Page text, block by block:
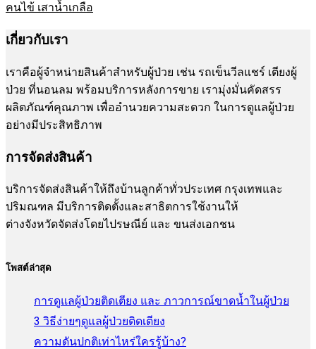
คนไข้ เสาน้ำเกลือ
เกี่ยวกับเรา
เราคือผู้จำหน่ายสินค้าสำหรับผู้ป่วย เช่น รถเข็นวีลแชร์ เตียงผู้
ป่วย ที่นอนลม พร้อมบริการหลังการขาย เรามุ่งมั่นคัดสรร
ผลิตภัณฑ์คุณภาพ เพื่ออำนวยความสะดวก ในการดูแลผู้ป่วย
อย่างมีประสิทธิภาพ
การจัดส่งสินค้า
บริการจัดส่งสินค้าให้ถึงบ้านลูกค้าทั่วประเทศ กรุงเทพและ
ปริมณฑล มีบริการติดตั้งและสาธิตการใช้งานให้
ต่างจังหวัดจัดส่งโดยไปรษณีย์ และ ขนส่งเอกชน
โพสต์ล่าสุด
การดูแลผู้ป่วยติดเตียง และ ภาวการณ์ขาดน้ำในผู้ป่วย
3 วิธีง่ายๆดูแลผู้ป่วยติดเตียง
ความดันปกติเท่าไหร่ใครรู้บ้าง?